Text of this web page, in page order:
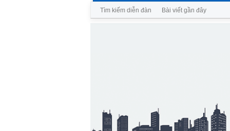
Tìm kiếm diễn đàn Bài viết gần đây